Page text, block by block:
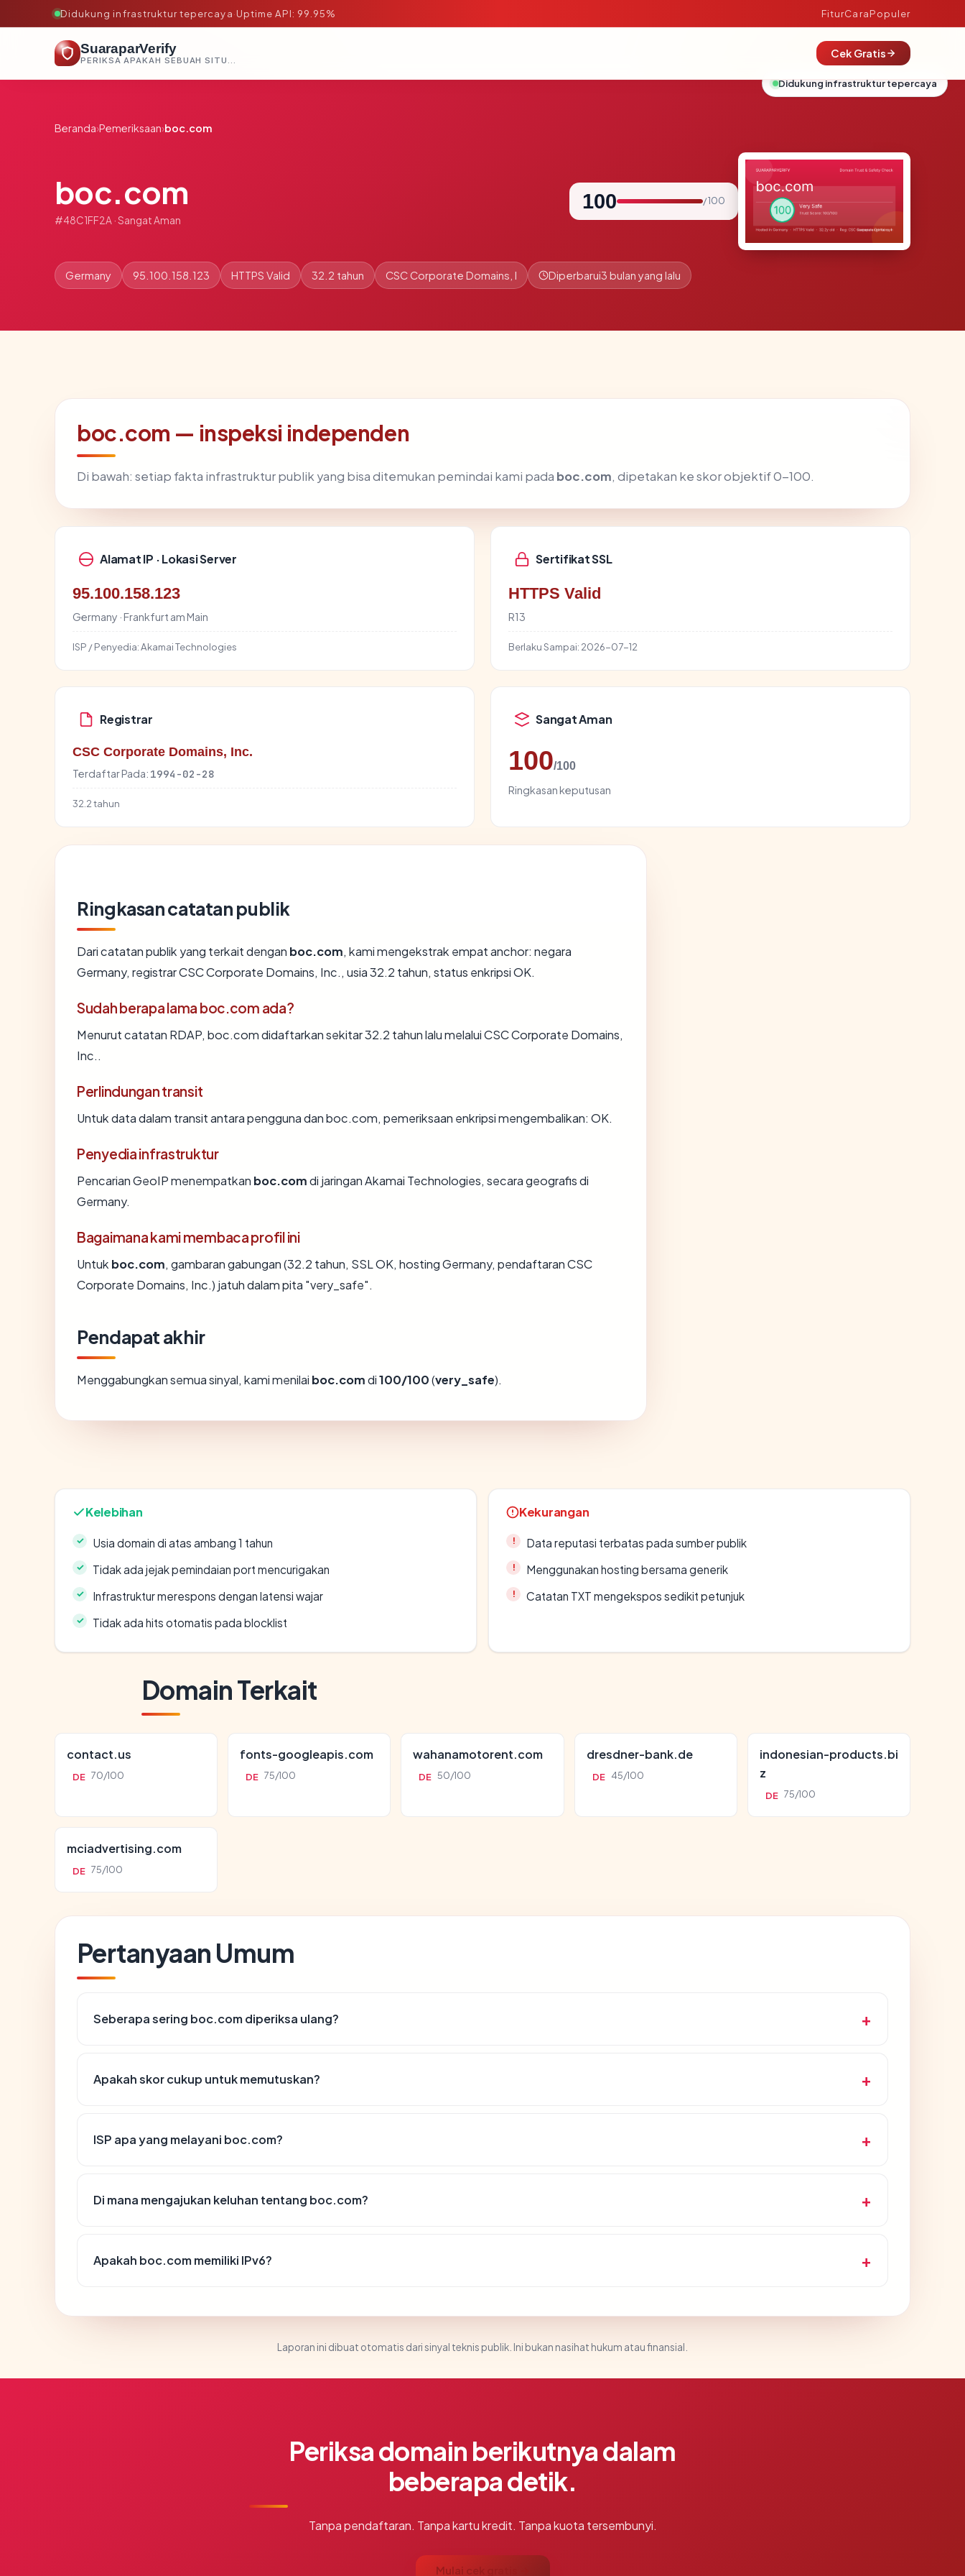
Didukung infrastruktur tepercaya·Uptime API: 99.95% FiturCaraPopuler
SuaraparVerify
PERIKSA APAKAH SEBUAH SITUS AMAN, TEPERCAYA, DAN TERVERIFIKASI DALAM HITUNGAN DETIK.
Cek Gratis
Beranda›Pemeriksaan›boc.com
boc.com
#48C1FF2A · Sangat Aman
100 / 100
Germany 95.100.158.123 HTTPS Valid 32.2 tahun CSC Corporate Domains, I Diperbarui3 bulan yang lalu
boc.com — inspeksi independen
Di bawah: setiap fakta infrastruktur publik yang bisa ditemukan pemindai kami pada boc.com, dipetakan ke skor objektif 0-100.
Alamat IP · Lokasi Server
95.100.158.123
Germany · Frankfurt am Main
ISP / Penyedia:Akamai Technologies
Sertifikat SSL
HTTPS Valid
R13
Berlaku Sampai: 2026-07-12
Registrar
CSC Corporate Domains, Inc.
Terdaftar Pada: 1994-02-28
32.2 tahun
Sangat Aman
100/100
Ringkasan keputusan
Ringkasan catatan publik
Dari catatan publik yang terkait dengan boc.com, kami mengekstrak empat anchor: negara
Germany, registrar CSC Corporate Domains, Inc., usia 32.2 tahun, status enkripsi OK.
Sudah berapa lama boc.com ada?
Menurut catatan RDAP, boc.com didaftarkan sekitar 32.2 tahun lalu melalui CSC Corporate Domains,
Inc..
Perlindungan transit
Untuk data dalam transit antara pengguna dan boc.com, pemeriksaan enkripsi mengembalikan: OK.
Penyedia infrastruktur
Pencarian GeoIP menempatkan boc.comdi jaringan Akamai Technologies, secara geografis di
Germany.
Bagaimana kami membaca profil ini
Untuk boc.com, gambaran gabungan (32.2 tahun, SSL OK, hosting Germany, pendaftaran CSC
Corporate Domains, Inc.) jatuh dalam pita "very_safe".
Pendapat akhir
Menggabungkan semua sinyal, kami menilai boc.comdi100/100(very_safe).
Kelebihan
Usia domain di atas ambang 1 tahun
Tidak ada jejak pemindaian port mencurigakan
Infrastruktur merespons dengan latensi wajar
Tidak ada hits otomatis pada blocklist
Kekurangan
Data reputasi terbatas pada sumber publik
Menggunakan hosting bersama generik
Catatan TXT mengekspos sedikit petunjuk
Domain Terkait
contact.us
DE 70/100
fonts-googleapis.com
DE 75/100
wahanamotorent.com
DE 50/100
dresdner-bank.de
DE 45/100
indonesian-products.bi
z
DE 75/100
mciadvertising.com
DE 75/100
Pertanyaan Umum
Seberapa sering boc.com diperiksa ulang?
Apakah skor cukup untuk memutuskan?
ISP apa yang melayani boc.com?
Di mana mengajukan keluhan tentang boc.com?
Apakah boc.com memiliki IPv6?
Laporan ini dibuat otomatis dari sinyal teknis publik. Ini bukan nasihat hukum atau finansial.
Periksa domain berikutnya dalam
beberapa detik.
Tanpa pendaftaran. Tanpa kartu kredit. Tanpa kuota tersembunyi.
Mulai cek gratis →
Didukung infrastruktur tepercaya